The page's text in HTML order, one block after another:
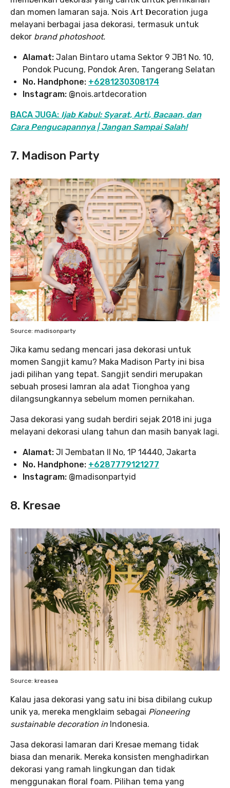
dan momen lamaran saja. 𝐍ois 𝐀rt 𝐃ecoration juga
melayani berbagai jasa dekorasi, termasuk untuk
dekor brand photoshoot.
Alamat: Jalan Bintaro utama Sektor 9 JB1 No. 10,
Pondok Pucung, Pondok Aren, Tangerang Selatan
No. Handphone: +6281230308174
Instagram: @nois.artdecoration
BACA JUGA: Ijab Kabul: Syarat, Arti, Bacaan, dan
Cara Pengucapannya | Jangan Sampai Salah!
7. Madison Party
Source: madisonparty
Jika kamu sedang mencari jasa dekorasi untuk
momen Sangjit kamu? Maka Madison Party ini bisa
jadi pilihan yang tepat. Sangjit sendiri merupakan
sebuah prosesi lamran ala adat Tionghoa yang
dilangsungkannya sebelum momen pernikahan.
Jasa dekorasi yang sudah berdiri sejak 2018 ini juga
melayani dekorasi ulang tahun dan masih banyak lagi.
Alamat: Jl Jembatan II No, 1P 14440, Jakarta
No. Handphone: +6287779121277
Instagram: @madisonpartyid
8. Kresae
Source: kreasea
Kalau jasa dekorasi yang satu ini bisa dibilang cukup
unik ya, mereka mengklaim sebagai Pioneering
sustainable decoration in Indonesia.
Jasa dekorasi lamaran dari Kresae memang tidak
biasa dan menarik. Mereka konsisten menghadirkan
dekorasi yang ramah lingkungan dan tidak
menggunakan floral foam. Pilihan tema yang